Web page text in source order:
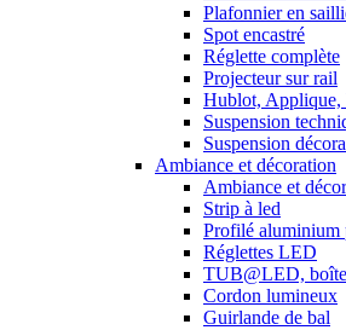
Plafonnier en
Spot encastré
Réglette complète
Projecteur sur rail
Hublot, Applique,
Suspension
Suspension
Ambiance et décoration
Ambiance et
Strip à led
Profilé aluminium
Réglettes LED
TUB@LED,
Cordon lumineux
Guirlande de bal